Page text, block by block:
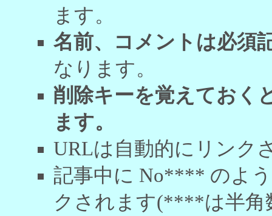
ます。
名前、コメントは必須
なります。
削除キーを覚えておく
ます。
URLは自動的にリンク
記事中に No**** のよ
クされます(****は半角